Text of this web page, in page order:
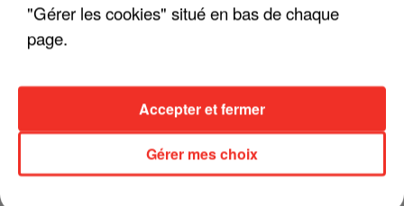
LES INTERVIEWS CHANTE FRANCE
"Gérer les cookies" situé en bas de chaque
page.
Gérer mes choix
Accepter et fermer